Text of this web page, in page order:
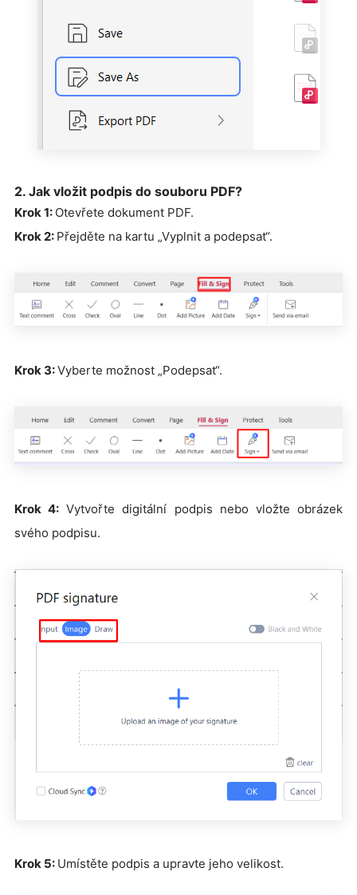
2. Jak vložit podpis do souboru PDF?
Krok 1: Otevřete dokument PDF.
Krok 2: Přejděte na kartu „Vyplnit a podepsat“.
Krok 3:Vyberte možnost „Podepsat“.
Krok 4: Vytvořte digitální podpis nebo vložte obrázek
svého podpisu.
Krok 5: Umístěte podpis a upravte jeho velikost.